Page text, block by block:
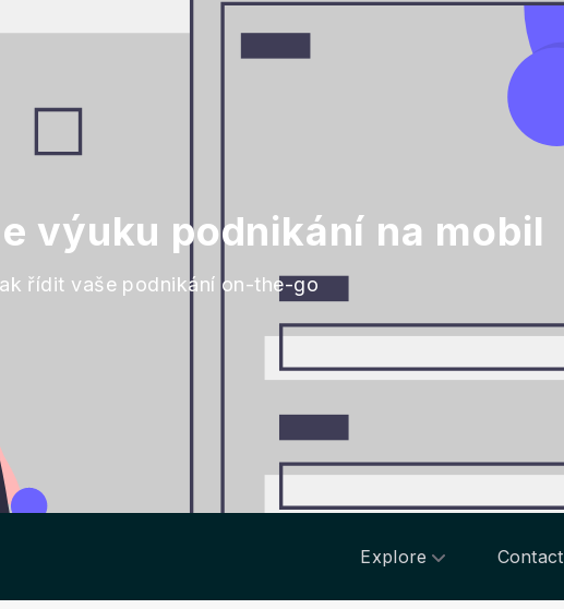
výuku podnikání na mobil
řídit vaše podnikání on-the-go
Explore Contact